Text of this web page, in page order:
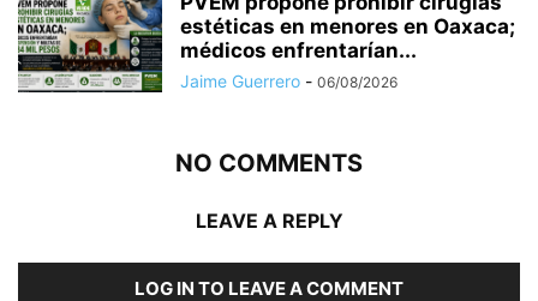
estéticas en menores en Oaxaca;
médicos enfrentarían...
Jaime Guerrero - 06/08/2026
NO COMMENTS
LEAVE A REPLY
LOG IN TO LEAVE A COMMENT